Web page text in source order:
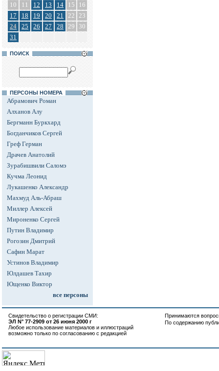
10
11 12 13 14 15
16
17
18 19 20 21 22 23
24
25 26 27 28 29
30
31
ПОИСК
ПЕРСОНЫ НОМЕРА
Абрамович Роман
Алханов Алу
Бергманн Буркхард
Богданчиков Сергей
Греф Герман
Драчев Анатолий
Зурабишвили Саломэ
Кучма Леонид
Лукашенко Александр
Махмуд Аль-Абраш
Миллер Алексей
Мироненко Сергей
Путин Владимир
Рогозин Дмитрий
Сафин Марат
Устинов Владимир
Юлдашев Тахир
Ющенко Виктор
все персоны
Свидетельство о регистрации СМИ:
ЭЛ N° 77-2909 от 26 июня 2000 г
Любое использование материалов и иллюстраций
возможно только по согласованию с редакцией
Принимаются
По содержанию